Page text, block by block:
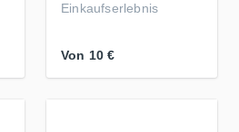
Einkaufserlebnis
Von 10 €